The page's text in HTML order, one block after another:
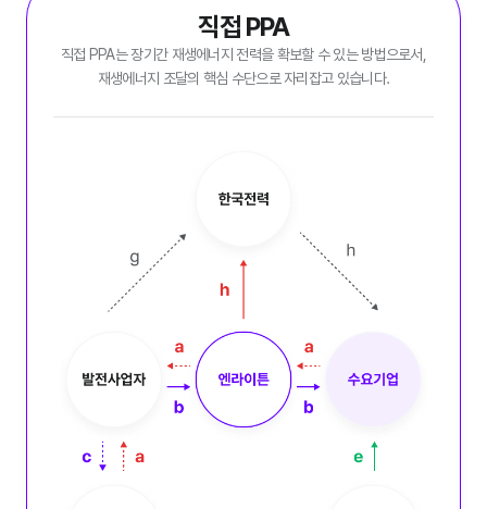
직접 PPA
직접 PPA는 장기간 재생에너지 전력을 확보할 수 있는 방법으로서,
재생에너지 조달의 핵심 수단으로 자리잡고 있습니다.